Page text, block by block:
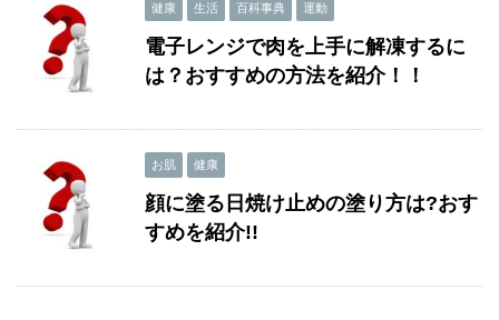
健康 生活 百科事典 運動
電子レンジで肉を上手に解凍するに
は？おすすめの方法を紹介！！
お肌 健康
顔に塗る日焼け止めの塗り方は?おす
すめを紹介!!